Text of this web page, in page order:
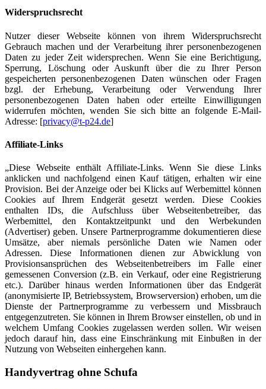
Widerspruchsrecht
Nutzer dieser Webseite können von ihrem Widerspruchsrecht
Gebrauch machen und der Verarbeitung ihrer personenbezogenen
Daten zu jeder Zeit widersprechen. Wenn Sie eine Berichtigung,
Sperrung, Löschung oder Auskunft über die zu Ihrer Person
gespeicherten personenbezogenen Daten wünschen oder Fragen
bzgl. der Erhebung, Verarbeitung oder Verwendung Ihrer
personenbezogenen Daten haben oder erteilte Einwilligungen
widerrufen möchten, wenden Sie sich bitte an folgende E-Mail-
Adresse: [privacy@t-p24.de]
Affiliate-Links
„Diese Webseite enthält Affiliate-Links. Wenn Sie diese Links
anklicken und nachfolgend einen Kauf tätigen, erhalten wir eine
Provision. Bei der Anzeige oder bei Klicks auf Werbemittel können
Cookies auf Ihrem Endgerät gesetzt werden. Diese Cookies
enthalten IDs, die Aufschluss über Webseitenbetreiber, das
Werbemittel, den Kontaktzeitpunkt und den Werbekunden
(Advertiser) geben. Unsere Partnerprogramme dokumentieren diese
Umsätze, aber niemals persönliche Daten wie Namen oder
Adressen. Diese Informationen dienen zur Abwicklung von
Provisionsansprüchen des Webseitenbetreibers im Falle einer
gemessenen Conversion (z.B. ein Verkauf, oder eine Registrierung
etc.). Darüber hinaus werden Informationen über das Endgerät
(anonymisierte IP, Betriebssystem, Browserversion) erhoben, um die
Dienste der Partnerprogramme zu verbessern und Missbrauch
entgegenzutreten. Sie können in Ihrem Browser einstellen, ob und in
welchem Umfang Cookies zugelassen werden sollen. Wir weisen
jedoch darauf hin, dass eine Einschränkung mit Einbußen in der
Nutzung von Webseiten einhergehen kann.
Handyvertrag ohne Schufa